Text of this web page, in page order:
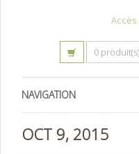
0
NAVIGATION
OCT 9, 2015